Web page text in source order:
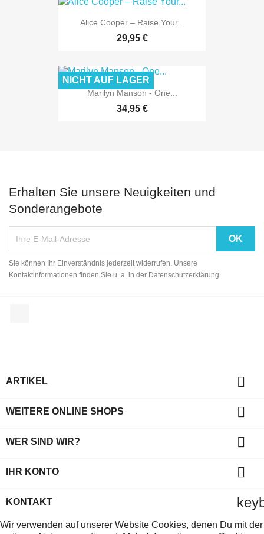
Alice Cooper – Raise Your...
29,95 €
Marilyn Manson - One...
34,95 €
NICHT AUF LAGER
Erhalten Sie unsere Neuigkeiten und
Sonderangebote
Sie können Ihr Einverständnis jederzeit widerrufen. Unsere
Kontaktinformationen finden Sie u. a. in der Datenschutzerklärung.
ARTIKEL 
WEITERE ONLINE SHOPS 
WER SIND WIR? 
IHR KONTO 
KONTAKT
Wir verwenden auf unserer Website Cookies, denen Du mit der